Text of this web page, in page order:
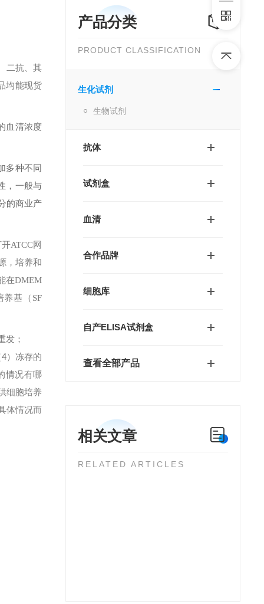
产品分类
PRODUCT CLASSIFICATION
生化试剂
生物试剂
抗体
试剂盒
血清
合作品牌
细胞库
自产ELISA试剂盒
查看全部产品
相关文章
RELATED ARTICLES
二抗、其
均能现货
血清浓度
多种不同
，一般与
的商业产
ATCC网
，培养和
在DMEM
基（SF
；
冻存的
情况有哪
胞培养
情况而